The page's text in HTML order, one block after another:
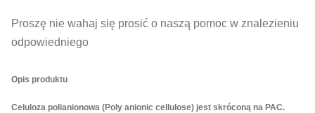
Proszę nie wahaj się prosić o naszą pomoc w znalezieniu
odpowiedniego
Opis produktu
Celuloza polianionowa (Poly anionic cellulose) jest skróconą na PAC.